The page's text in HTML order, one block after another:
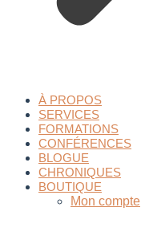
À PROPOS
SERVICES
FORMATIONS
CONFÉRENCES
BLOGUE
CHRONIQUES
BOUTIQUE
Mon compte